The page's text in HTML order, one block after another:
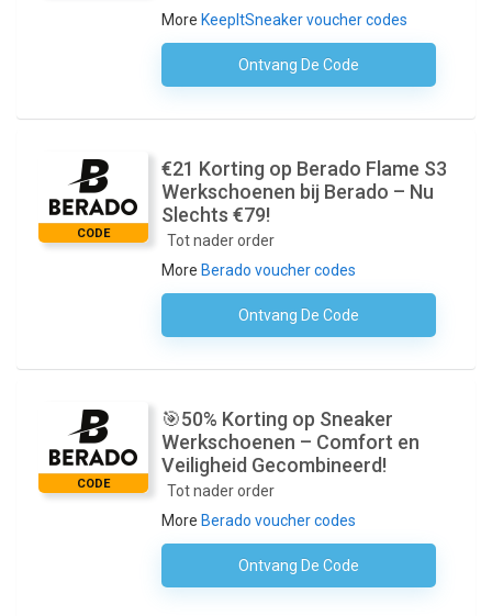
More KeepItSneaker voucher codes
Ontvang De CodeGeen Code Nodig
CODE
€21 Korting op Berado Flame S3
Werkschoenen bij Berado – Nu
Slechts €79!
Tot nader order
More Berado voucher codes
Ontvang De CodeGeen Code Nodig
CODE
🎯50% Korting op Sneaker
Werkschoenen – Comfort en
Veiligheid Gecombineerd!
Tot nader order
More Berado voucher codes
Ontvang De CodeGeen Code Nodig